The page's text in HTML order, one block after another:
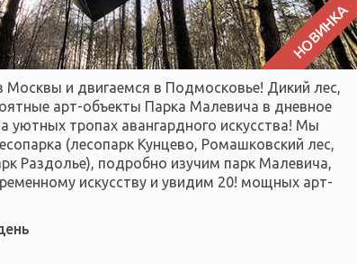
НОВИНКА
Москвы и двигаемся в Подмосковье! Дикий лес,
арт-объекты Парка Малевича в дневное
уютных тропах авангардного искусства! Мы
(лесопарк Кунцево, Ромашковский лес,
Раздолье), подробно изучим парк Малевича,
искусству и увидим 20! мощных арт-